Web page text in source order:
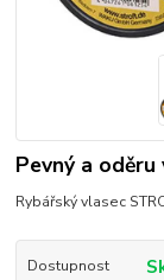
Pevný a
Rybářský vlasec
Dostupnost